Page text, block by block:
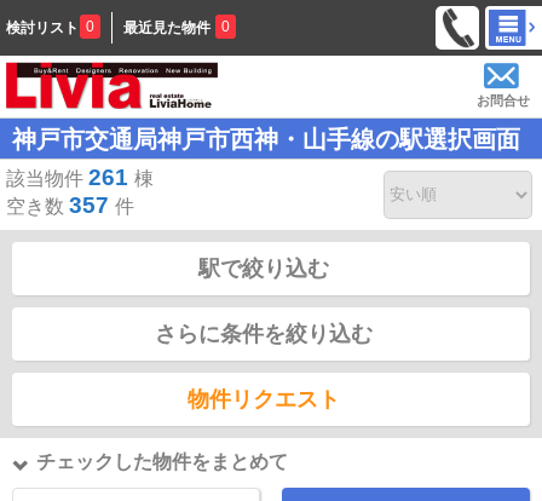
検討リスト 0 最近見た物件 0
お問合せ
神戸市交通局神戸市西神・山手線の駅選択画面
該当物件 261 棟
空き数 357 件
駅で絞り込む
さらに条件を絞り込む
物件リクエスト
チェックした物件をまとめて